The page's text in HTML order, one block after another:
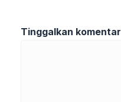
Tinggalkan komentar